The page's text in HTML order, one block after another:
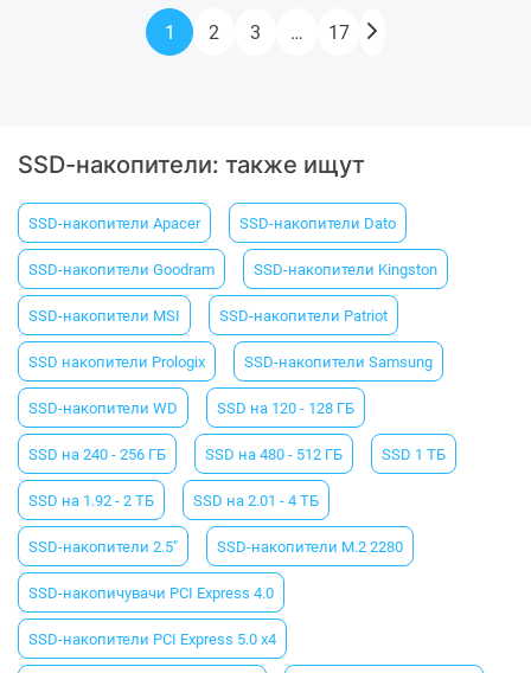
1 2 3 … 17
SSD-накопители: также ищут
SSD-накопители Apacer SSD-накопители Dato
SSD-накопители Goodram SSD-накопители Kingston
SSD-накопители MSI SSD-накопители Patriot
SSD накопители Prologix SSD-накопители Samsung
SSD-накопители WD SSD на 120 - 128 ГБ
SSD на 240 - 256 ГБ SSD на 480 - 512 ГБ SSD 1 ТБ
SSD на 1.92 - 2 ТБ SSD на 2.01 - 4 ТБ
SSD-накопители 2.5" SSD-накопители M.2 2280
SSD-накопичувачи PCI Express 4.0
SSD-накопители PCI Express 5.0 x4